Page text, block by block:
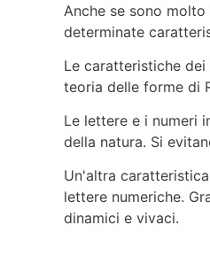
Anche se sono
determinate
Le caratteristiche
teoria delle forme di
Le lettere e i numeri
della natura. Si
Un'altra
lettere numeriche.
dinamici e vivaci.